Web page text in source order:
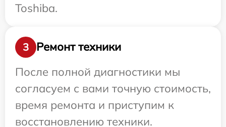
Toshiba.
3
Ремонт техники
После полной диагностики мы
согласуем с вами точную стоимость,
время ремонта и приступим к
восстановлению техники.